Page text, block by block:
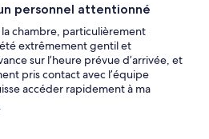
personnel attentionné
chambre, particulièrement
extrêmement gentil et
sur l’heure prévue d’arrivée, et
pris contact avec l’équipe
accéder rapidement à ma
petits inconvénients : l’hôtel est un
tôt le matin, ce qui m’a réveillé.